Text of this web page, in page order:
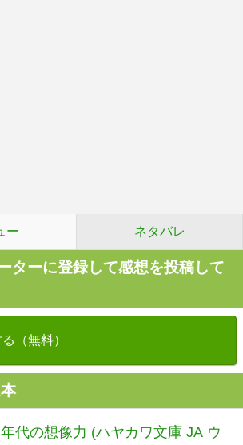
ー ネタバレ
ターに登録して感想を投稿して
（無料）
代の想像力 (ハヤカワ文庫 JA ウ